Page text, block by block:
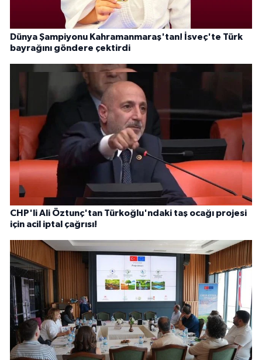
Dünya Şampiyonu Kahramanmaraş'tan! İsveç'te Türk
bayrağını göndere çektirdi
CHP'li Ali Öztunç'tan Türkoğlu'ndaki taş ocağı projesi
için acil iptal çağrısı!